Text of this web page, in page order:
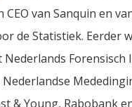
CEO van Sanquin en
de Statistiek. Eerder
& Young, Rabobank